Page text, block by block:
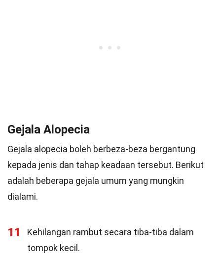
Gejala Alopecia
Gejala alopecia boleh berbeza-beza bergantung
kepada jenis dan tahap keadaan tersebut. Berikut
adalah beberapa gejala umum yang mungkin
dialami.
11
Kehilangan rambut secara tiba-tiba dalam
tompok kecil.